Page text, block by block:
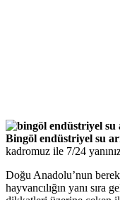
Bingöl endüstriyel su
kadromuz ile 7/24
Doğu Anadolu’nun
hayvancılığın yanı sıra